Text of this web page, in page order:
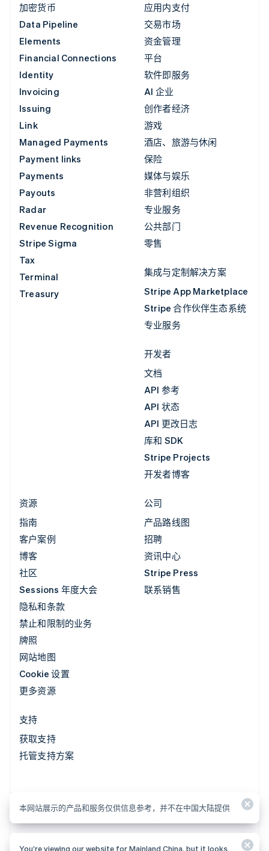
加密货币
Data Pipeline
Elements
Financial Connections
Identity
Invoicing
Issuing
Link
Managed Payments
Payment links
Payments
Payouts
Radar
Revenue Recognition
Stripe Sigma
Tax
Terminal
Treasury
应用内支付
交易市场
资金管理
平台
软件即服务
AI 企业
创作者经济
游戏
酒店、旅游与休闲
保险
媒体与娱乐
非营利组织
专业服务
公共部门
零售
集成与定制解决方案
Stripe App Marketplace
Stripe 合作伙伴生态系统
专业服务
开发者
文档
API 参考
API 状态
API 更改日志
库和 SDK
Stripe Projects
开发者博客
资源
指南
客户案例
博客
社区
Sessions 年度大会
隐私和条款
禁止和限制的业务
牌照
网站地图
Cookie 设置
更多资源
公司
产品路线图
招聘
资讯中心
Stripe Press
联系销售
支持
获取支持
托管支持方案
本网站展示的产品和服务仅供信息参考，并不在中国大陆提供
You’re viewing our website for Mainland China, but it looks